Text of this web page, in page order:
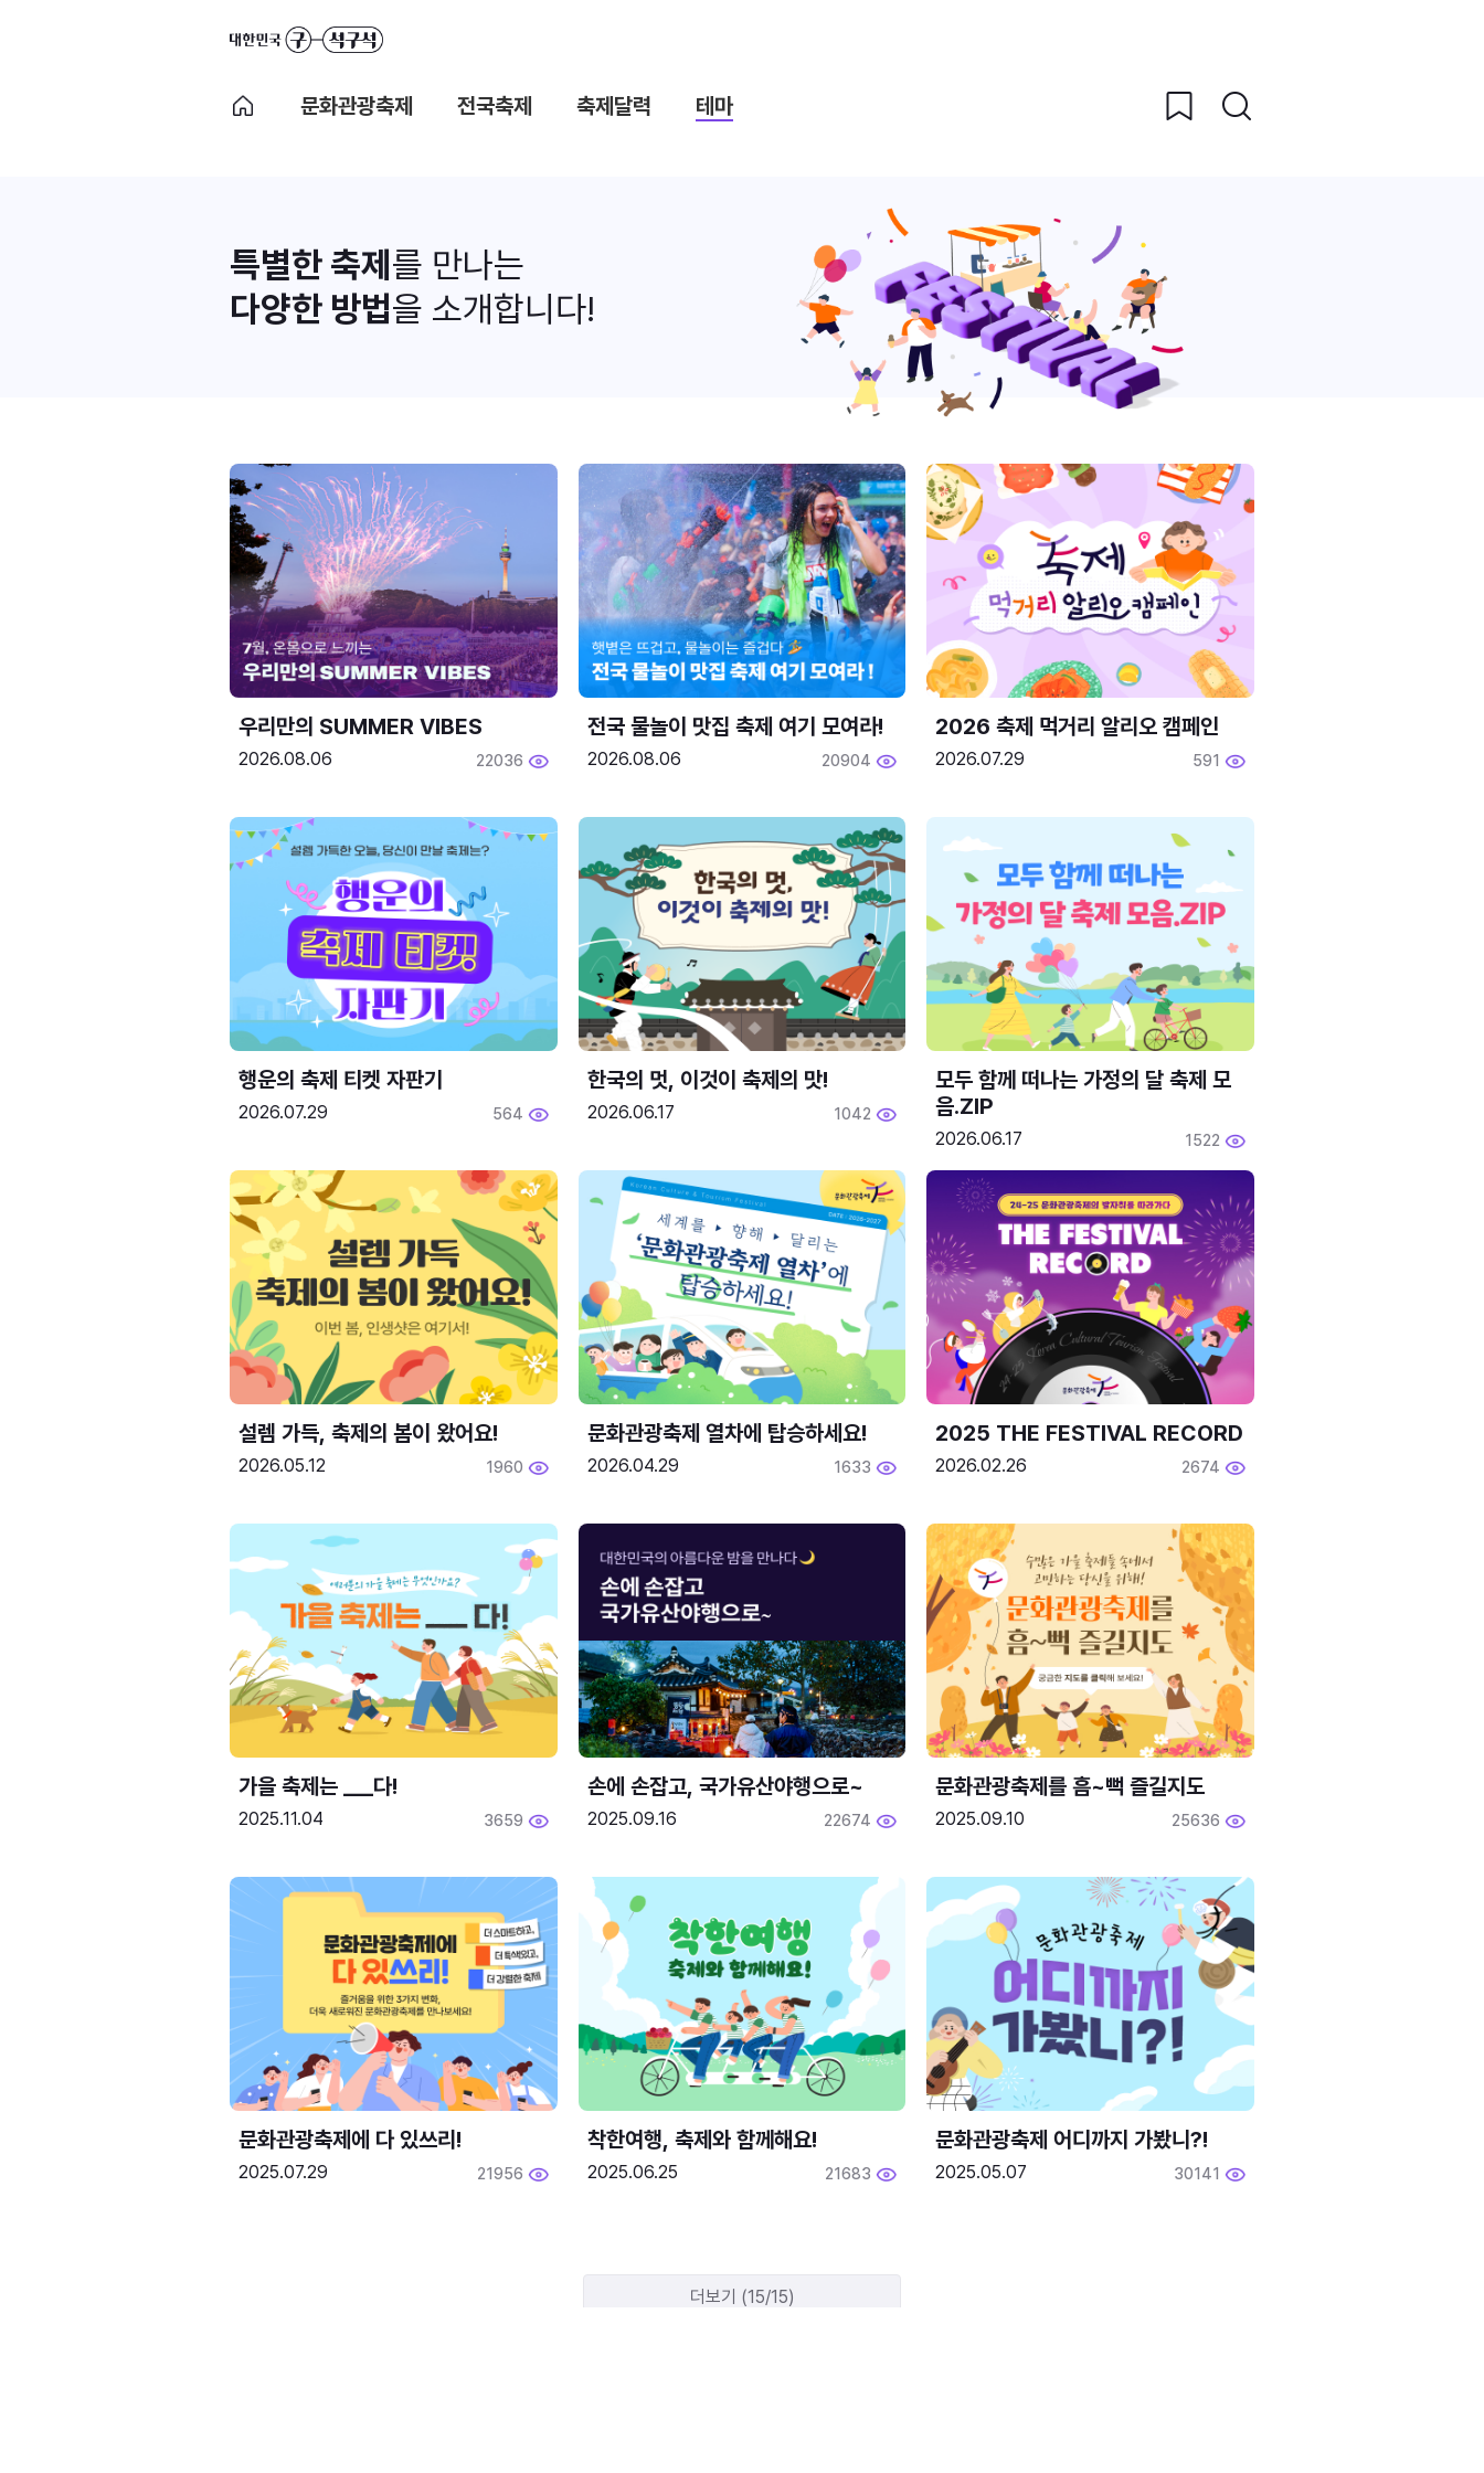
문화관광축제 전국축제 축제달력 테마
특별한 축제 를 만나는
다양한 방법을 소개합니다!
우리만의 SUMMER VIBES
2026.08.06 22036
전국 물놀이 맛집 축제 여기 모여라!
2026.08.06 20904
2026 축제 먹거리 알리오 캠페인
2026.07.29 591
행운의 축제 티켓 자판기
2026.07.29 564
한국의 멋, 이것이 축제의 맛!
2026.06.17 1042
모두 함께 떠나는 가정의 달 축제 모
음.ZIP
2026.06.17 1522
설렘 가득, 축제의 봄이 왔어요!
2026.05.12 1960
문화관광축제 열차에 탑승하세요!
2026.04.29 1633
2025 THE FESTIVAL RECORD
2026.02.26 2674
2025.11.04 3659
손에 손잡고, 국가유산야행으로~
2025.09.16 22674
문화관광축제를 흠~뻑 즐길지도
2025.09.10 25636
문화관광축제에 다 있쓰리!
2025.07.29 21956
착한여행, 축제와 함께해요!
2025.06.25 21683
문화관광축제 어디까지 가봤니?!
2025.05.07 30141
더보기 (15/15)